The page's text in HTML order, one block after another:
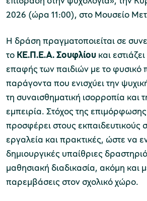
Μουσείο Μαστίχας Χίου
Μουσείο Αργυροτεχνίας
ομάδες
προγράμματα
εισιτήρια
εισιτηρίων
2026 (ώρα 11:00), στο Μουσείο
Η δράση πραγματοποιείται σε
το ΚΕ.Π.Ε.Α. Σουφλίου και
επαφής των παιδιών με το φυσικό
παράγοντα που ενισχύει την
τη συναισθηματική ισορροπία και
εμπειρία. Στόχος της επιμόρφωσης
προσφέρει στους εκπαιδευτικούς
εργαλεία και πρακτικές, ώστε να
δημιουργικές υπαίθριες
μαθησιακή διαδικασία, ακόμη και
παρεμβάσεις στον σχολικό χώρο.